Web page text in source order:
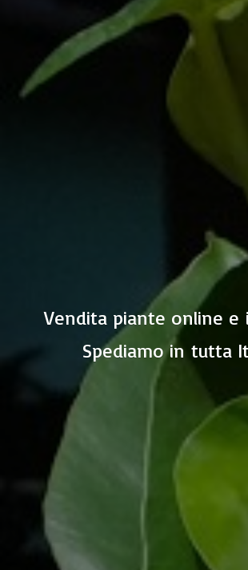
Vendita piante online e
Spediamo in tutta